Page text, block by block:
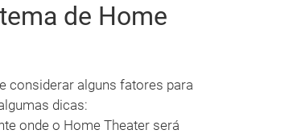
de Home
considerar alguns fatores para
dicas:
onde o Home Theater será